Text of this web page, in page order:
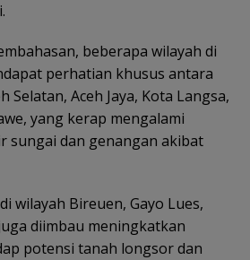
beberapa wilayah di
perhatian khusus antara
Selatan, Aceh Jaya, Kota Langsa,
yang kerap mengalami
sungai dan genangan akibat
wilayah Bireuen, Gayo Lues,
diimbau meningkatkan
potensi tanah longsor dan